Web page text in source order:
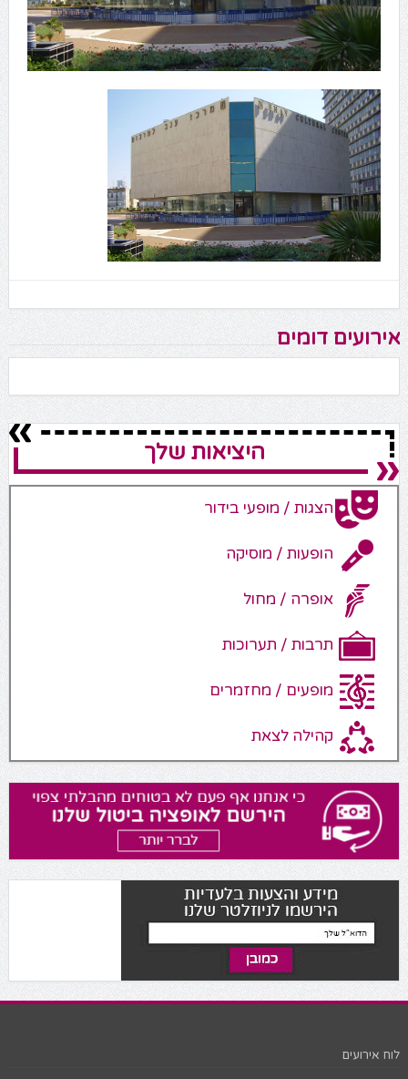
אירועים דומים
היציאות שלך
הצגות / מופעי בידור
הופעות / מוסיקה
אופרה / מחול
תרבות / תערוכות
מופעים / מחזמרים
קהילה לצאת
לוח אירועים